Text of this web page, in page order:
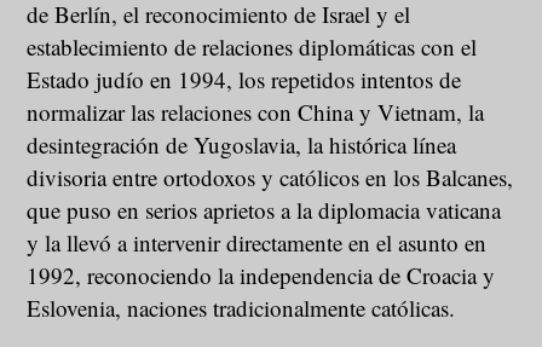
de Berlín, el reconocimiento de Israel y el
establecimiento de relaciones diplomáticas con el
Estado judío en 1994, los repetidos intentos de
normalizar las relaciones con China y Vietnam, la
desintegración de Yugoslavia, la histórica línea
divisoria entre ortodoxos y católicos en los Balcanes,
que puso en serios aprietos a la diplomacia vaticana
y la llevó a intervenir directamente en el asunto en
1992, reconociendo la independencia de Croacia y
Eslovenia, naciones tradicionalmente católicas.